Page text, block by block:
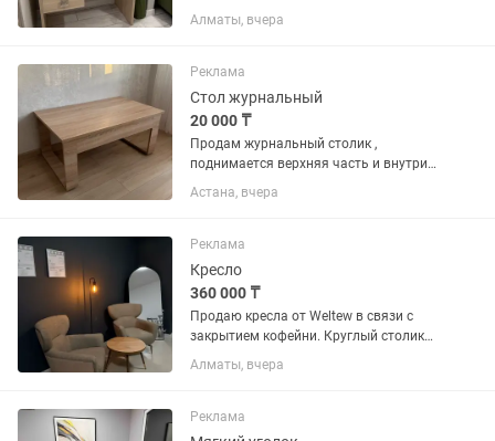
зеркалом. Торг будет!
Алматы, вчера
Реклама
Стол журнальный
20 000 ₸
Продам журнальный столик ,
поднимается верхняя часть и внутри
можно хранить вещи. Небольшого
размера , очень качественный ,
торг
Астана, вчера
Реклама
Кресло
360 000 ₸
Продаю кресла от Weltew в связи с
закрытием кофейни. Круглый столик
на фото отдаю в подарок!
Алматы, вчера
Реклама